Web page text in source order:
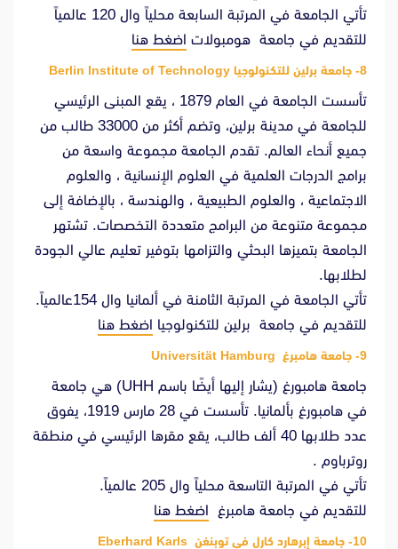
تأتي الجامعة في المرتبة السابعة محلياً وال 120 عالمياً
للتقديم في جامعة هومبولات اضغط هنا
8- جامعة برلين للتكنولوجيا Berlin Institute of Technology
تأسست الجامعة في العام 1879 ، يقع المبنى الرئيسي
للجامعة في مدينة برلين، وتضم أكثر من 33000 طالب من
جميع أنحاء العالم. تقدم الجامعة مجموعة واسعة من
برامج الدرجات العلمية في العلوم الإنسانية ، والعلوم
الاجتماعية ، والعلوم الطبيعية ، والهندسة ، بالإضافة إلى
مجموعة متنوعة من البرامج متعددة التخصصات. تشتهر
الجامعة بتميزها البحثي والتزامها بتوفير تعليم عالي الجودة
لطلابها.
تأتي الجامعة في المرتبة الثامنة في ألمانيا وال 154عالمياً.
للتقديم في جامعة برلين للتكنولوجيا اضغط هنا
9- جامعة هامبرغ Universität Hamburg
جامعة هامبورغ (يشار إليها أيضًا باسم UHH) هي جامعة
في هامبورغ بألمانيا. تأسست في 28 مارس 1919، يفوق
عدد طلابها 40 ألف طالب، يقع مقرها الرئيسي في منطقة
روترباوم .
تأتي في المرتبة التاسعة محلياً وال 205 عالمياً.
للتقديم في جامعة هامبرغ اضغط هنا
10- جامعة إبرهارد كارل في توبنغن Eberhard Karls